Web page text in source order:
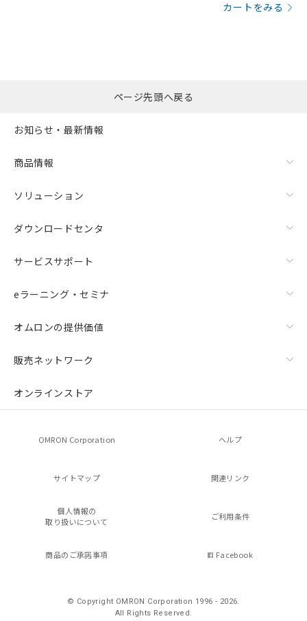
カートをみる
ページ先頭へ戻る
お知らせ・最新情報
商品情報
ソリューション
ダウンロードセンタ
サービスサポート
eラーニング・セミナ
オムロンの提供価値
販売ネットワーク
オンラインストア
OMRON Corporation ヘルプ
サイトマップ 関連リンク
個人情報の
取り扱いについて
ご利用条件
商品のご承諾事項 Facebook
© Copyright OMRON Corporation 1996 - 2026.
All Rights Reserved.